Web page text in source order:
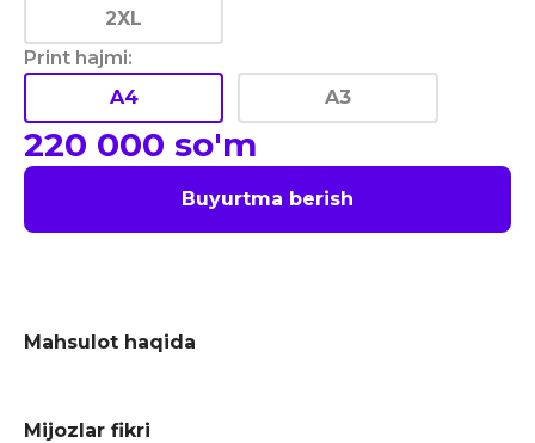
2XL
Print hajmi:
A4
A3
220 000 so'm
Buyurtma berish
Mahsulot haqida
Mijozlar fikri